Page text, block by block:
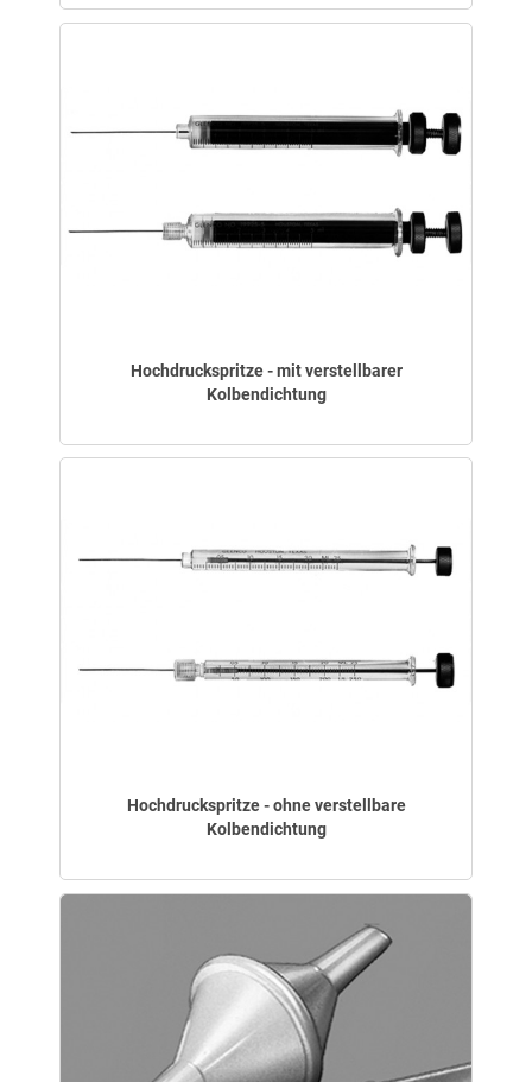
Hochdruckspritze - mit verstellbarer
Kolbendichtung
Hochdruckspritze - ohne verstellbare
Kolbendichtung